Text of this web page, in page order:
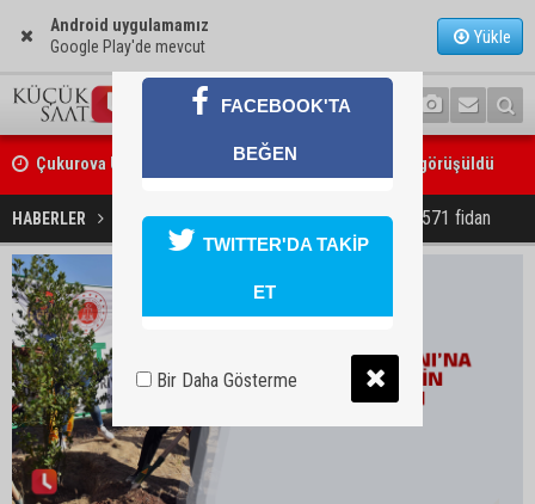
Android uygulamamız
Google Play'de mevcut
Yükle
Çukurova Üniversitesi’nde Ar-Ge ve sanayi iş birliği görüşüldü
Seyhan’da gıda işletmelerine sıkı denetim
HABERLER GÜNDEM Adalet Ormanı’na anneler için 571 fidan
FACEBOOK'TA
BEĞEN
TWITTER'DA TAKİP
ET
Bir Daha Gösterme